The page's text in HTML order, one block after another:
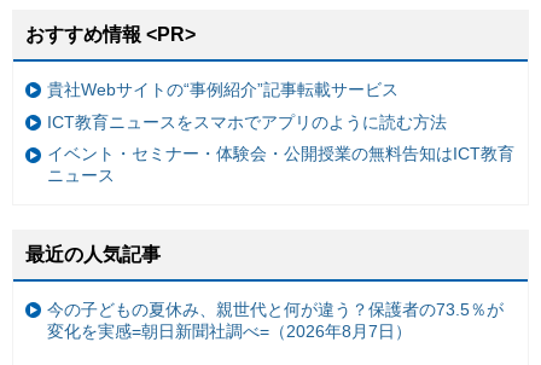
おすすめ情報 <PR>
貴社Webサイトの“事例紹介”記事転載サービス
ICT教育ニュースをスマホでアプリのように読む方法
イベント・セミナー・体験会・公開授業の無料告知はICT教育
ニュース
最近の人気記事
今の子どもの夏休み、親世代と何が違う？保護者の73.5％が
変化を実感=朝日新聞社調べ=（2026年8月7日）